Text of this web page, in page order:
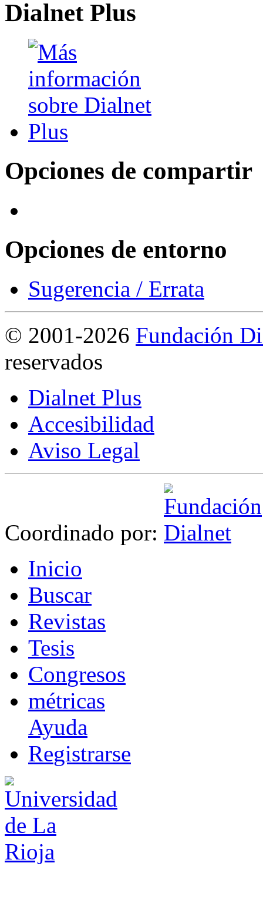
Dialnet Plus
Opciones de compartir
Opciones de entorno
Sugerencia / Errata
© 2001-2026 Fundación
reservados
Dialnet Plus
Accesibilidad
Aviso Legal
Coordinado por:
Inicio
Buscar
Revistas
Tesis
Congresos
métricas
Ayuda
Registrarse